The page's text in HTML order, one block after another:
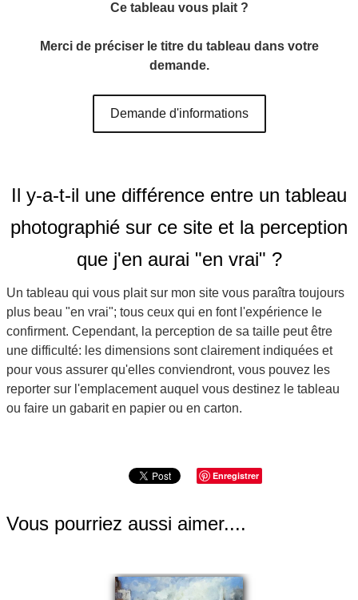
Ce tableau vous plait ?
Merci de préciser le titre du tableau dans votre
demande.
Demande d'informations
Il y-a-t-il une différence entre un tableau
photographié sur ce site et la perception
que j'en aurai "en vrai" ?
Un tableau qui vous plait sur mon site vous paraîtra toujours
plus beau "en vrai"; tous ceux qui en font l'expérience le
confirment. Cependant, la perception de sa taille peut être
une difficulté: les dimensions sont clairement indiquées et
pour vous assurer qu'elles conviendront, vous pouvez les
reporter sur l'emplacement auquel vous destinez le tableau
ou faire un gabarit en papier ou en carton.
Enregistrer
Vous pourriez aussi aimer....